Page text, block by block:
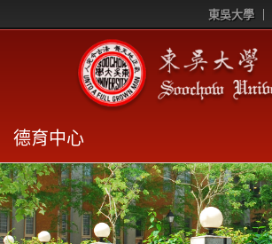
東吳大學
德育中心